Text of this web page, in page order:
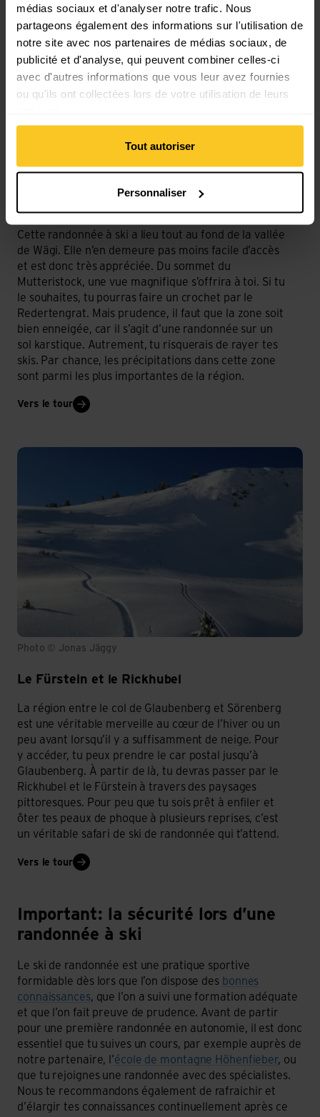
médias sociaux et d'analyser notre trafic. Nous
partageons également des informations sur l'utilisation de
notre site avec nos partenaires de médias sociaux, de
publicité et d'analyse, qui peuvent combiner celles-ci
avec d'autres informations que vous leur avez fournies
ou qu'ils ont collectées lors de votre utilisation de leurs
Tout autoriser
Personnaliser
Photo © Ruedi Thomi
Cette randonnée à ski a lieu tout au fond de la vallée
de Wägi. Elle n’en demeure pas moins facile d’accès
et est donc très appréciée. Du sommet du
Mutteristock, une vue magnifique s’offrira à toi. Si tu
le souhaites, tu pourras faire un crochet par le
Redertengrat. Mais prudence, il faut que la zone soit
bien enneigée, car il s’agit d’une randonnée sur un
sol karstique. Autrement, tu risquerais de rayer tes
skis. Par chance, les précipitations dans cette zone
sont parmi les plus importantes de la région.
Vers le tour
Photo © Jonas Jäggy
Le Fürstein et le Rickhubel
La région entre le col de Glaubenberg et Sörenberg
est une véritable merveille au cœur de l’hiver ou un
peu avant lorsqu’il y a suffisamment de neige. Pour
y accéder, tu peux prendre le car postal jusqu’à
Glaubenberg. À partir de là, tu devras passer par le
Rickhubel et le Fürstein à travers des paysages
pittoresques. Pour peu que tu sois prêt à enfiler et
ôter tes peaux de phoque à plusieurs reprises, c’est
un véritable safari de ski de randonnée qui t’attend.
Vers le tour
Important: la sécurité lors d’une
randonnée à ski
Le ski de randonnée est une pratique sportive
formidable dès lors que l’on dispose des bonnes
connaissances, que l’on a suivi une formation adéquate
et que l’on fait preuve de prudence. Avant de partir
pour une première randonnée en autonomie, il est donc
essentiel que tu suives un cours, par exemple auprès de
notre partenaire, l’école de montagne Höhenfieber, ou
que tu rejoignes une randonnée avec des spécialistes.
Nous te recommandons également de rafraichir et
d’élargir tes connaissances continuellement après ce